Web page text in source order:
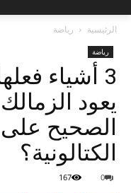
الرئيسية رياضة
رياضة
3 أشياء
يعود
الصحيح على
الكتالونية؟
0
167